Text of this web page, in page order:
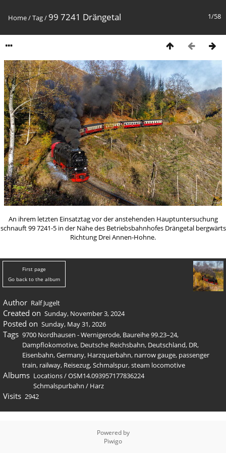
1/58
Home/Tag/ 99 7241 Drängetal
An ihrem letzten Einsatztag vor der anstehenden Hauptuntersuchung
schnauft 99 7241-5 in der Nähe des Betriebsbahnhofes Drängetal bergwärts
Richtung Drei Annen-Hohne.
First page
Go back to the album
Author Ralf Jugelt
Created on Sunday, November 3, 2024
Posted on Sunday, May 31, 2026
Tags 9700 Nordhausen - Wernigerode, Baureihe 99.23–24,
Dampflokomotive, Deutsche Reichsbahn, Deutschland, DR,
Eisenbahn,Germany, Harzquerbahn, narrow gauge, passenger
train, railway, Reisezug,Schmalspur,steam locomotive
Albums Locations/OSM14.093957177836224
Schmalspurbahn / Harz
Visits 2942
Powered by
Piwigo